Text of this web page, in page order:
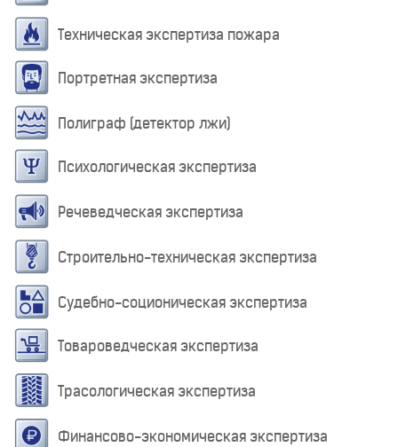
Техническая экспертиза пожара
Портретная экспертиза
Полиграф (детектор лжи)
Психологическая экспертиза
Речеведческая экспертиза
Строительно-техническая экспертиза
Судебно-соционическая экспертиза
Товароведческая экспертиза
Трасологическая экспертиза
Финансово-экономическая экспертиза